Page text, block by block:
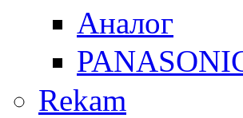
Аналог
Rekam